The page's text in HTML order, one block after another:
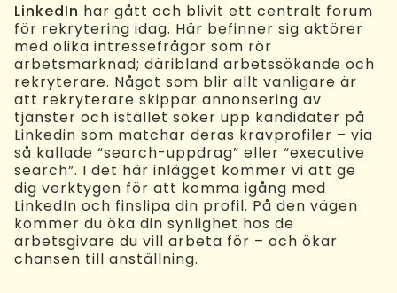
LinkedIn har gått och blivit ett centralt forum
för rekrytering idag. Här befinner sig aktörer
med olika intressefrågor som rör
arbetsmarknad; däribland arbetssökande och
rekryterare. Något som blir allt vanligare är
att rekryterare skippar annonsering av
tjänster och istället söker upp kandidater på
Linkedin som matchar deras kravprofiler – via
så kallade “search-uppdrag” eller “executive
search”. I det här inlägget kommer vi att ge
dig verktygen för att komma igång med
LinkedIn och finslipa din profil. På den vägen
kommer du öka din synlighet hos de
arbetsgivare du vill arbeta för – och ökar
chansen till anställning.